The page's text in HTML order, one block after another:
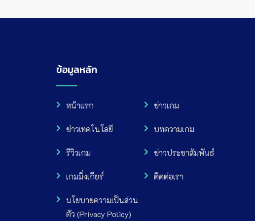
ข้อมูลหลัก
หน้าแรก ข่าวเกม
ข่าวเทคโนโลยี บทความเกม
รีวิวเกม ข่าวประชาสัมพันธ์
เกมมิ่งเกียร์ ติดต่อเรา
นโยบายความเป็นส่วน
ตัว (Privacy Policy)